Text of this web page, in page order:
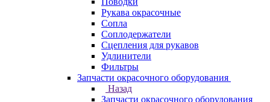
Рукава окрасочные
Сопла
Соплодержатели
Сцепления для рукавов
Удлинители
Фильтры
Запчасти окрасочного оборудования
Назад
Запчасти окрасочного оборудования